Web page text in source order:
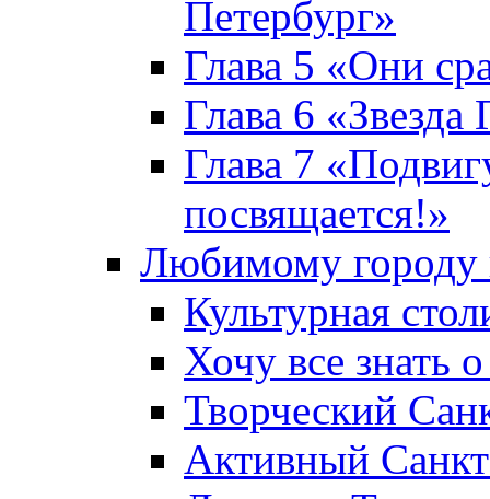
Петербург»
Глава 5 «Они
Глава 6 «Звезда
Глава 7
посвящается!»
Любимому городу
Культурная
Хочу все знать
Творческий
Активный